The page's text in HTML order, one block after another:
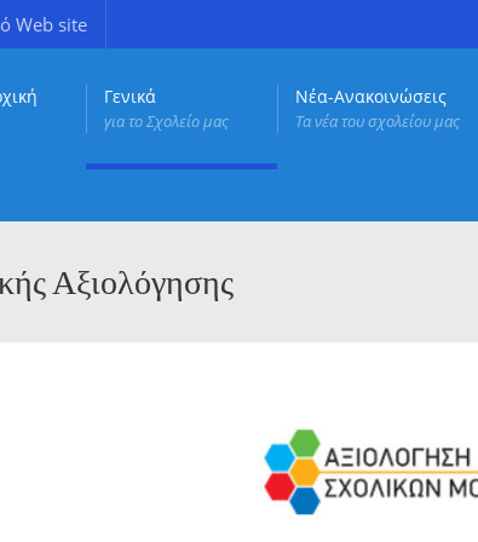
Web site
Γενικά
για το Σχολείο μας
Νέα-Ανακοινώσεις
Τα νέα του σχολείου μας
Αξιολόγησης